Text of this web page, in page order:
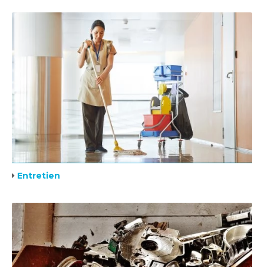
Entretien